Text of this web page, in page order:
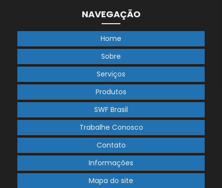
NAVEGAÇÃO
Home
Sobre
Serviços
Produtos
SWF Brasil
Trabalhe Conosco
Contato
Informações
Mapa do site